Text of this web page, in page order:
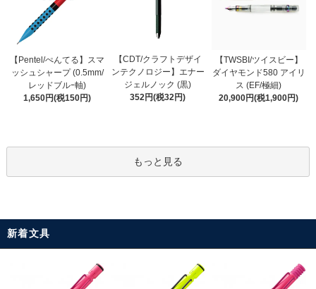
【Pentel/ぺんてる】スマ
ッシュシャープ (0.5mm/
レッドブルｰ軸)
1,650円(税150円)
【CDT/クラフトデザイ
ンテクノロジー】エナー
ジェルノック (黒)
352円(税32円)
【TWSBI/ツイスビー】
ダイヤモンド580 アイリ
ス (EF/極細)
20,900円(税1,900円)
もっと見る
新着文具